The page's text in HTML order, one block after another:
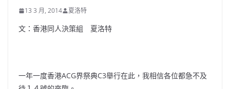
13 3 月, 2014 夏洛特
文：香港同人決策組 夏洛特
一年一度香港ACG界祭典C3舉行在此，我相信各位都急不及